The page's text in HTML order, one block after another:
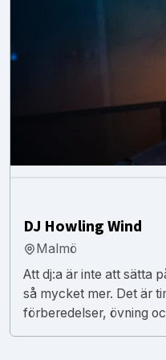
DJ Howling Wind
Malmö
Att dj:a är inte att sätta
så mycket mer. Det är
förberedelser, övning